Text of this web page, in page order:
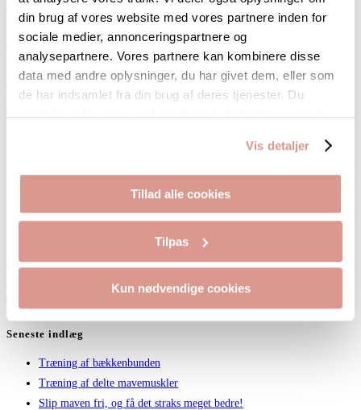
din brug af vores website med vores partnere inden for
sociale medier, annonceringspartnere og
analysepartnere. Vores partnere kan kombinere disse
data med andre oplysninger, du har givet dem, eller som
de har indsamlet fra din brug af deres tjenester. Du
samtykker til vores cookies, hvis du fortsætter med at
Vis detaljer
Tillad alle cookies
Tilpas
Kun nødvendige cookies
Fortsæt med at læseSlip maven fri, og få det straks meget bedre!
Hvornår har du sidst givet kærlig pleje og
omsorg til dine fødder?
Hvornår har du sidst givet kærlig pleje og omsorg til dine fødder? Du går
Fortsæt med at læseHvornår har du sidst givet kærlig pleje og omsorg til
Seneste indlæg
Træning af bækkenbunden
Træning af delte mavemuskler
Slip maven fri, og få det straks meget bedre!